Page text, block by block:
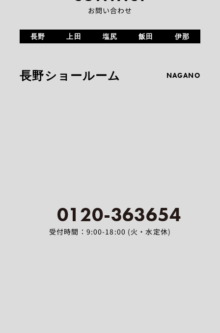
お問い合わせ
長野 上田 塩尻 飯田 伊那
長野ショールーム NAGANO
0120-363654
受付時間：9:00-18:00 (火・水定休)